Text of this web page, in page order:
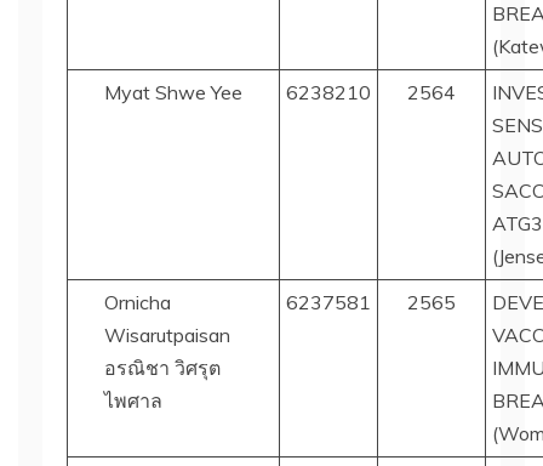
Myat Shwe Yee
6238210 2564
Ornicha
Wisarutpaisan
อรณิชา วิศรุต
ไพศาล
6237581 2565